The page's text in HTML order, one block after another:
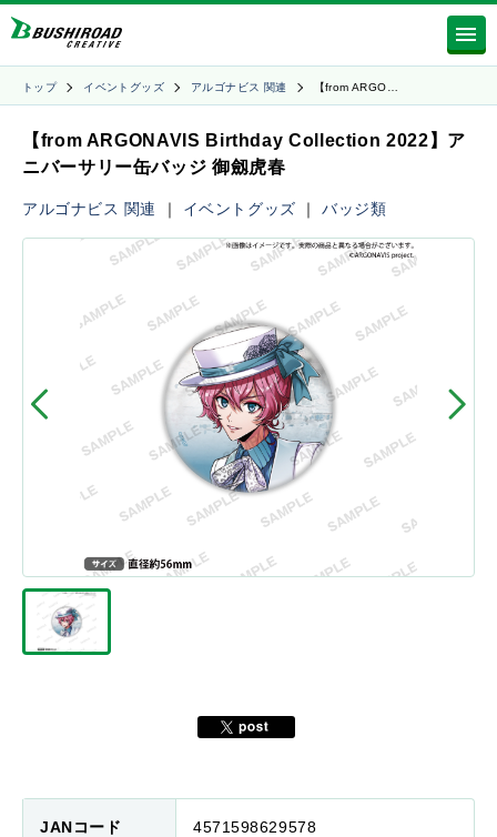
トップ イベントグッズ アルゴナビス 関連 【from ARGO…
【from ARGONAVIS Birthday Collection 2022】ア
ニバーサリー缶バッジ 御劔虎春
アルゴナビス 関連 ｜ イベントグッズ ｜バッジ類
JANコード 4571598629578